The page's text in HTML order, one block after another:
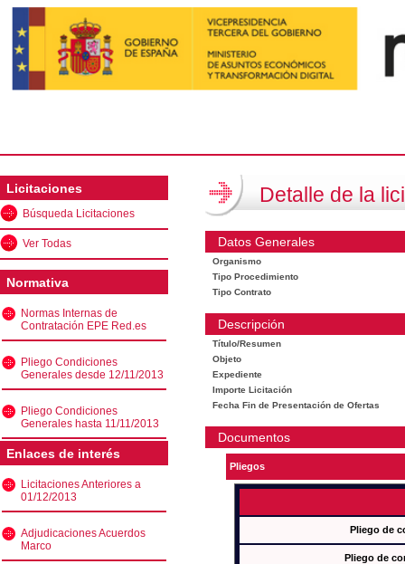
Licitaciones
Búsqueda Licitaciones
Ver Todas
Normativa
Normas Internas de
Contratación EPE Red.es
Pliego Condiciones
Generales desde 12/11/2013
Pliego Condiciones
Generales hasta 11/11/2013
Enlaces de interés
Licitaciones Anteriores a
01/12/2013
Adjudicaciones Acuerdos
Marco
Detalle de la
Datos Generales
Organismo
Tipo Procedimiento
Tipo Contrato
Descripción
Título/Resumen
Objeto
Expediente
Importe Licitación
Fecha Fin de Presentación de Ofertas
Documentos
Pliegos
Pliego de
Pliego de